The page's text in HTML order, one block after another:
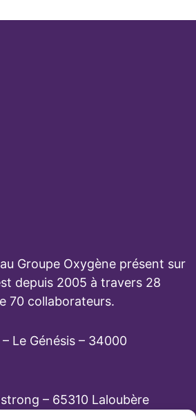
Groupe Oxygène présent sur
depuis 2005 à travers 28
70 collaborateurs.
Le Génésis – 34000
– 65310 Laloubère